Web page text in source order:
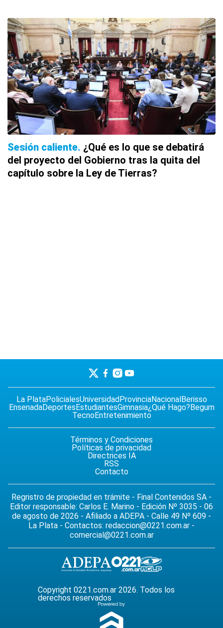
Sesión caliente ¿Qué es lo que se debatirá
del proyecto del Gobierno tras la quita del
capítulo sobre la Ley de Tierras?
La PlataPolicialesUniversidadProvinciaNacionalBerisso
EnsenadaDeportesEstudiantesGimnasia¿Qué Hago?Begum
TecnoEntretenimiento
Términos y Condiciones
Políticas de privacidad
Directrices IA
RSS
Contacto
Regristro de propiedad en trámite - Final Contenidos SA -
Editor responsable: Carlos E. Marino - Edición Nº 3035 - 06
de agosto de 2026 - Afiliado a ADEPA - Calle 49 Nº 609 -
La Plata - Contactos: redaccion@0221.com.ar -
comercial@0221.com.ar
Copyright 0221.com.ar 2026. Todos los
derechos reservados